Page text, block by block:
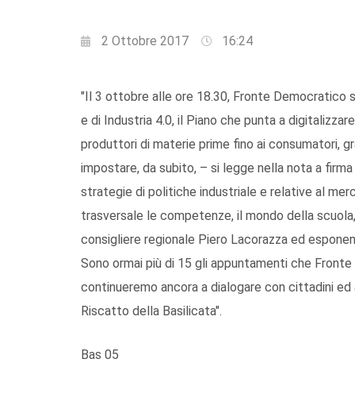
2 Ottobre 2017 16:24
"Il 3 ottobre alle ore 18.30, Fronte Democratico
e di Industria 4.0, il Piano che punta a
produttori di materie prime fino ai consumatori,
impostare, da subito, – si legge nella nota a
strategie di politiche industriale e relative al
trasversale le competenze, il mondo della
consigliere regionale Piero Lacorazza ed
Sono ormai più di 15 gli appuntamenti che
continueremo ancora a dialogare con cittadini
Riscatto della Basilicata".
Bas 05